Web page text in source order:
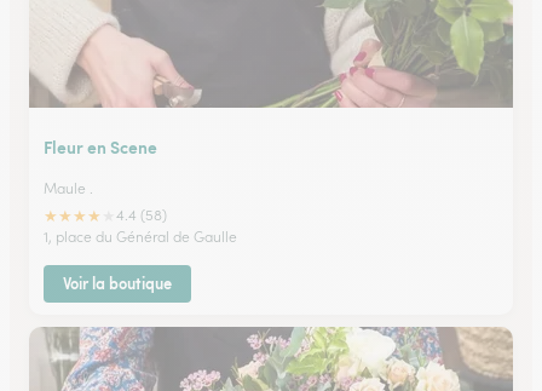
Fleur en Scene
Maule .
★★★★
4.4 (58)
1, place du Général de Gaulle
Voir la boutique